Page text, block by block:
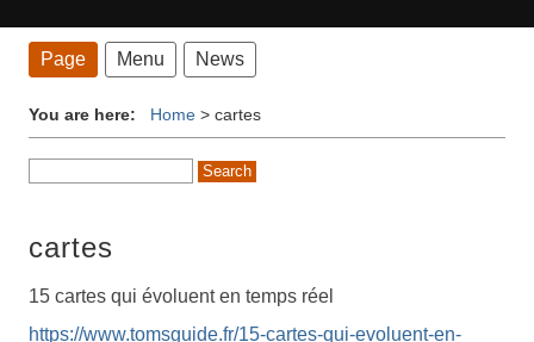
Page Menu News
You are here: Home > cartes
cartes
15 cartes qui évoluent en temps réel
https://www.tomsguide.fr/15-cartes-qui-evoluent-en-